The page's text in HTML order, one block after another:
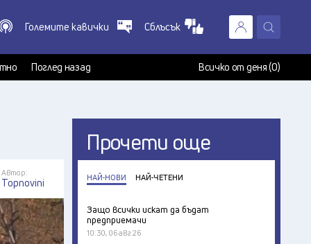
X
Големите кавички Сблъсък
Поглед назад Всичко от деня (0)
Автор:
Topnovini
Прочети още
НАЙ-НОВИ НАЙ-ЧЕТЕНИ
Защо всички искат да бъдат
предприемачи
10:30, 06 авг 26